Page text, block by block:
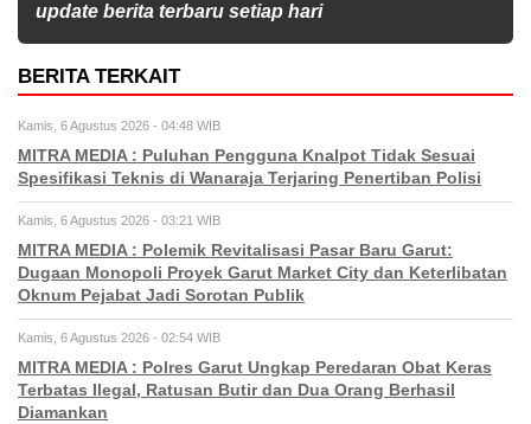
update berita terbaru setiap hari
BERITA TERKAIT
Kamis, 6 Agustus 2026 - 04:48 WIB
MITRA MEDIA : Puluhan Pengguna Knalpot Tidak Sesuai
Spesifikasi Teknis di Wanaraja Terjaring Penertiban Polisi
Kamis, 6 Agustus 2026 - 03:21 WIB
MITRA MEDIA : Polemik Revitalisasi Pasar Baru Garut:
Dugaan Monopoli Proyek Garut Market City dan Keterlibatan
Oknum Pejabat Jadi Sorotan Publik
Kamis, 6 Agustus 2026 - 02:54 WIB
MITRA MEDIA : Polres Garut Ungkap Peredaran Obat Keras
Terbatas Ilegal, Ratusan Butir dan Dua Orang Berhasil
Diamankan